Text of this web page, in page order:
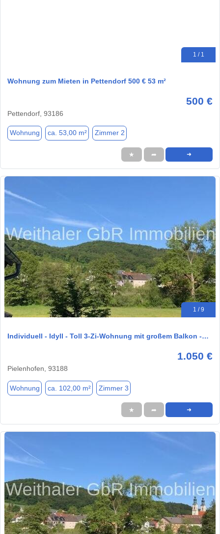
1 / 1
Wohnung zum Mieten in Pettendorf 500 € 53 m²
500 €
Pettendorf, 93186
Wohnung ca. 53,00 m² Zimmer 2
★ ➦ ➜
1 / 9
Individuell - Idyll - Toll 3-Zi-Wohnung mit großem Balkon -…
1.050 €
Pielenhofen, 93188
Wohnung ca. 102,00 m² Zimmer 3
★ ➦ ➜